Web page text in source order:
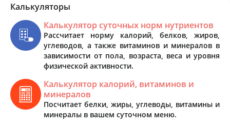
Калькуляторы
Калькулятор суточных норм нутриентов
Рассчитает норму калорий, белков, жиров,
углеводов, а также витаминов и минералов в
зависимости от пола, возраста, веса и уровня
физической активности.
Калькулятор калорий, витаминов и
минералов
Посчитает белки, жиры, углеводы, витамины и
минералы в вашем суточном меню.